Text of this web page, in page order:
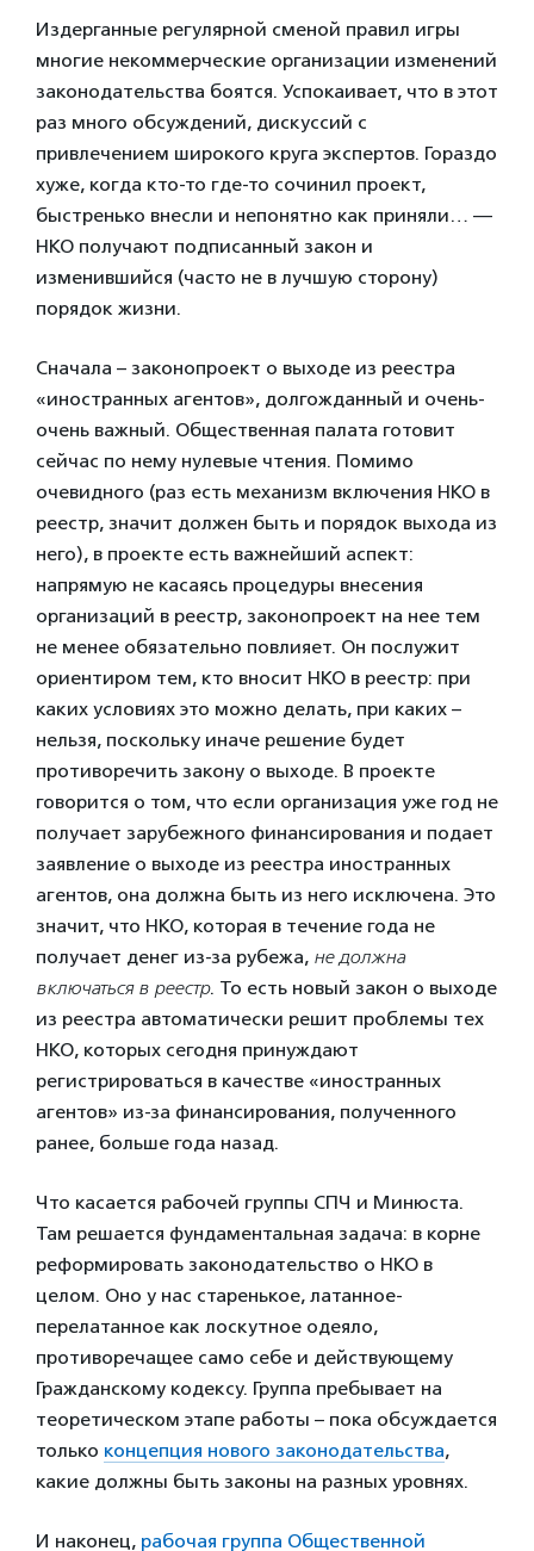
Издерганные регулярной сменой правил игры
многие некоммерческие организации изменений
законодательства боятся. Успокаивает, что в этот
раз много обсуждений, дискуссий с
привлечением широкого круга экспертов. Гораздо
хуже, когда кто-то где-то сочинил проект,
быстренько внесли и непонятно как приняли… —
НКО получают подписанный закон и
изменившийся (часто не в лучшую сторону)
порядок жизни.
Сначала – законопроект о выходе из реестра
«иностранных агентов», долгожданный и очень-
очень важный. Общественная палата готовит
сейчас по нему нулевые чтения. Помимо
очевидного (раз есть механизм включения НКО в
реестр, значит должен быть и порядок выхода из
него), в проекте есть важнейший аспект:
напрямую не касаясь процедуры внесения
организаций в реестр, законопроект на нее тем
не менее обязательно повлияет. Он послужит
ориентиром тем, кто вносит НКО в реестр: при
каких условиях это можно делать, при каких –
нельзя, поскольку иначе решение будет
противоречить закону о выходе. В проекте
говорится о том, что если организация уже год не
получает зарубежного финансирования и подает
заявление о выходе из реестра иностранных
агентов, она должна быть из него исключена. Это
значит, что НКО, которая в течение года не
получает денег из-за рубежа, не должна
включаться в реестр. То есть новый закон о выходе
из реестра автоматически решит проблемы тех
НКО, которых сегодня принуждают
регистрироваться в качестве «иностранных
агентов» из-за финансирования, полученного
ранее, больше года назад.
Что касается рабочей группы СПЧ и Минюста.
Там решается фундаментальная задача: в корне
реформировать законодательство о НКО в
целом. Оно у нас старенькое, латанное-
перелатанное как лоскутное одеяло,
противоречащее само себе и действующему
Гражданскому кодексу. Группа пребывает на
теоретическом этапе работы – пока обсуждается
только концепция нового законодательства,
какие должны быть законы на разных уровнях.
И наконец, рабочая группа Общественной